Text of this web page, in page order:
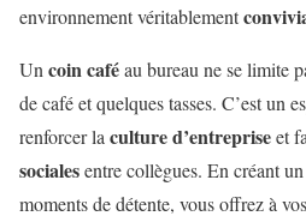
environnement véritablement
Un coin caféau bureau ne se limite
de café et quelques tasses. C’est un
renforcer la culture d’entrepriseet
socialesentre collègues. En créant
moments de détente, vous offrez à